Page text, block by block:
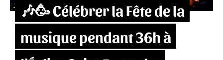
🎶🥳 Célébrer la Fête de la
musique pendant 36h à